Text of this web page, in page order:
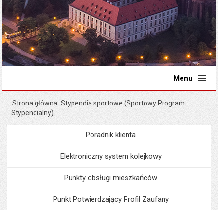
Menu
Strona główna Stypendia sportowe (Sportowy Program
Stypendialny)
MenuPoradnik Klienta
Poradnik klienta
Elektroniczny system kolejkowy
Punkty obsługi mieszkańców
Punkt Potwierdzający Profil Zaufany